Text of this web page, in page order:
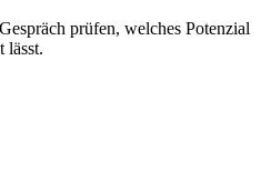
prüfen, welches Potenzial
lässt.